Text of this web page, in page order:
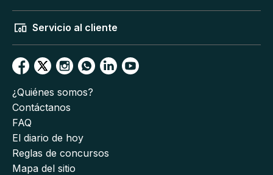
Servicio al cliente
¿Quiénes somos?
Contáctanos
FAQ
El diario de hoy
Reglas de concursos
Mapa del sitio